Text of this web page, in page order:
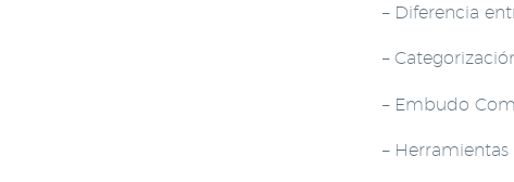
– Diferencia
–
– Embudo
–